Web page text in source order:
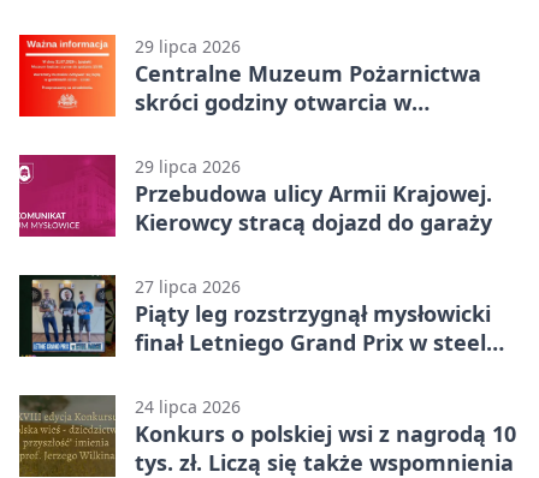
29 lipca 2026
Centralne Muzeum Pożarnictwa
skróci godziny otwarcia w
29 lipca 2026
Przebudowa ulicy Armii Krajowej.
Kierowcy stracą dojazd do garaży
27 lipca 2026
Piąty leg rozstrzygnął mysłowicki
finał Letniego Grand Prix w steel
24 lipca 2026
Konkurs o polskiej wsi z nagrodą 10
tys. zł. Liczą się także wspomnienia